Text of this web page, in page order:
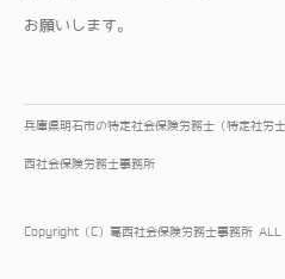
​お願いします。
兵庫県明石市の特定社会保険労務士（特定社
西社会保険労務士事務所
Copyright（C）葛西社会保険労務士事務所